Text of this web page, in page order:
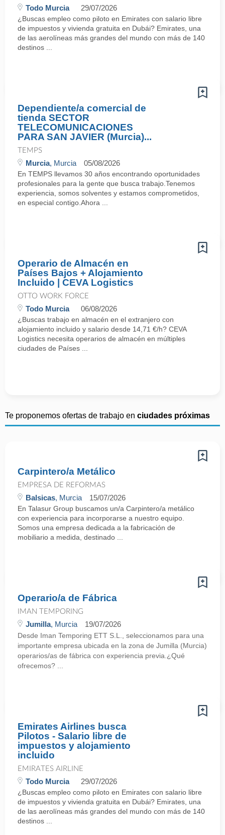
Todo Murcia 29/07/2026
¿Buscas empleo como piloto en Emirates con salario libre
de impuestos y vivienda gratuita en Dubái? Emirates, una
de las aerolíneas más grandes del mundo con más de 140
destinos ...
Dependiente/a comercial de
tienda SECTOR
TELECOMUNICACIONES
PARA SAN JAVIER (Murcia)...
TEMPS
Murcia, Murcia 05/08/2026
En TEMPS llevamos 30 años encontrando oportunidades
profesionales para la gente que busca trabajo.Tenemos
experiencia, somos solventes y estamos comprometidos,
en especial contigo.Ahora ...
Operario de Almacén en
Países Bajos + Alojamiento
Incluido | CEVA Logistics
OTTO WORK FORCE
Todo Murcia 06/08/2026
¿Buscas trabajo en almacén en el extranjero con
alojamiento incluido y salario desde 14,71 €/h? CEVA
Logistics necesita operarios de almacén en múltiples
ciudades de Países ...
Te proponemos ofertas de trabajo en ciudades próximas
Carpintero/a Metálico
EMPRESA DE REFORMAS
Balsicas, Murcia 15/07/2026
En Talasur Group buscamos un/a Carpintero/a metálico
con experiencia para incorporarse a nuestro equipo.
Somos una empresa dedicada a la fabricación de
mobiliario a medida, destinado ...
Operario/a de Fábrica
IMAN TEMPORING
Jumilla, Murcia 19/07/2026
Desde Iman Temporing ETT S.L., seleccionamos para una
importante empresa ubicada en la zona de Jumilla (Murcia)
operarios/as de fábrica con experiencia previa.¿Qué
ofrecemos? ...
Emirates Airlines busca
Pilotos - Salario libre de
impuestos y alojamiento
incluido
EMIRATES AIRLINE
Todo Murcia 29/07/2026
¿Buscas empleo como piloto en Emirates con salario libre
de impuestos y vivienda gratuita en Dubái? Emirates, una
de las aerolíneas más grandes del mundo con más de 140
destinos ...